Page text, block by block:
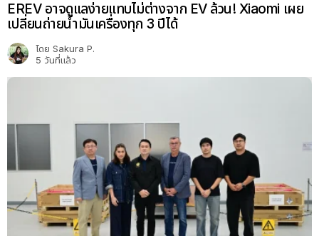
EREV อาจดูแลง่ายแทบไม่ต่างจาก EV ล้วน! Xiaomi เผย
เปลี่ยนถ่ายน้ำมันเครื่องทุก 3 ปีได้
โดย Sakura P.
5 วันที่แล้ว